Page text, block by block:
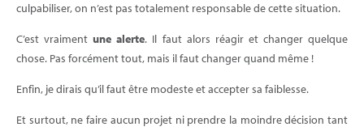
culpabiliser, on n’est pas totalement responsable de cette situation.
C’est vraimentune alerte. Il faut alors réagir et changer quelque
chose. Pas forcément tout, mais il faut changer quand même !
Enfin, je dirais qu’il faut être modeste et accepter sa faiblesse.
Et surtout, ne faire aucun projet ni prendre la moindre décision tant